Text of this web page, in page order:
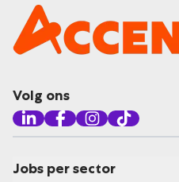
Volg ons
Jobs per sector